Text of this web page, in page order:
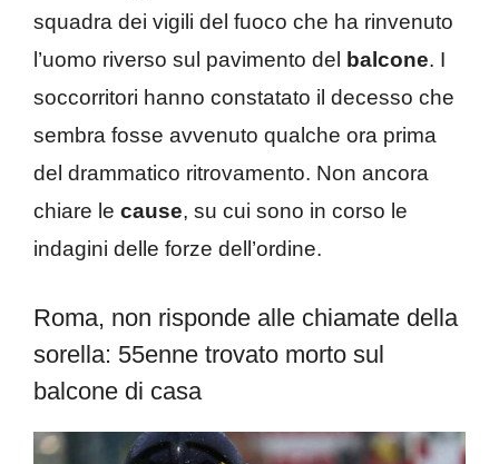
squadra dei vigili del fuoco che ha rinvenuto
l’uomo riverso sul pavimento del balcone. I
soccorritori hanno constatato il decesso che
sembra fosse avvenuto qualche ora prima
del drammatico ritrovamento. Non ancora
chiare le cause, su cui sono in corso le
indagini delle forze dell’ordine.
Roma, non risponde alle chiamate della
sorella: 55enne trovato morto sul
balcone di casa